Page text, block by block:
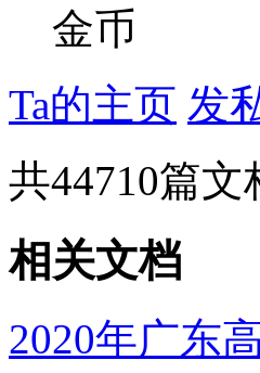
金币
Ta的主页 发
共44710篇文
相关文档
2020年广东